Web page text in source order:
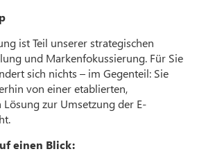
ist Teil unserer strategischen
und Markenfokussierung. Für Sie
sich nichts – im Gegenteil: Sie
von einer etablierten,
zur Umsetzung der E-
einen Blick: